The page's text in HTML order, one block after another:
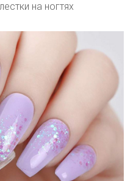
на ногтях